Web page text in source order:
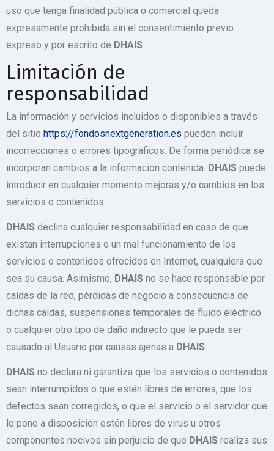
uso que tenga finalidad pública o comercial queda
expresamente prohibida sin el consentimiento previo
expreso y por escrito de DHAIS
Limitación de
responsabilidad
La información y servicios incluidos o disponibles a través
del sitio https://fondosnextgeneration.es pueden incluir
incorrecciones o errores tipográficos. De forma periódica se
incorporan cambios a la información contenida. DHAIS puede
introducir en cualquier momento mejoras y/o cambios en los
servicios o contenidos.
DHAIS declina cualquier responsabilidad en caso de que
existan interrupciones o un mal funcionamiento de los
servicios o contenidos ofrecidos en Internet, cualquiera que
sea su causa. Asimismo, DHAIS no se hace responsable por
caídas de la red, pérdidas de negocio a consecuencia de
dichas caídas, suspensiones temporales de fluido eléctrico
o cualquier otro tipo de daño indirecto que le pueda ser
causado al Usuario por causas ajenas a DHAIS.
DHAIS no declara ni garantiza que los servicios o contenidos
sean interrumpidos o que estén libres de errores, que los
defectos sean corregidos, o que el servicio o el servidor que
lo pone a disposición estén libres de virus u otros
componentes nocivos sin perjuicio de que DHAIS realiza sus